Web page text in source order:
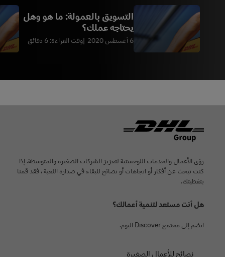
التسويق بالعمولة: ما هو وهل
يحتاجه عملك؟
6 أغسطس 2020 وقت القراءة: 6 دقائق
رؤى الأعمال والخدمات اللوجستية لتعزيز الشركات الصغيرة والمتوسطة. إذا
كنت تبحث عن أفكار أو اتجاهات أو نصائح للبقاء في صدارة اللعبة ، فقد قمنا
بتغطيتك.
هل أنت مستعد لتنمية أعمالك؟
انضم إلى مجتمع Discover اليوم.
نصائح للأعمال الصغيرة